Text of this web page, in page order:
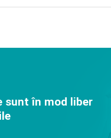
sunt în mod liber